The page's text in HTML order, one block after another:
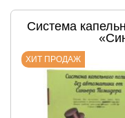
Система
ХИТ ПРОДАЖ